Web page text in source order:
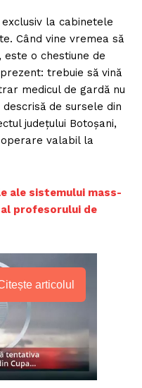
la cabinetele
Când vine vremea să
o chestiune de
trebuie să vină
medicul de gardă nu
de sursele din
județului Botoșani,
valabil la
ale sistemului mass-
al profesorului de
articolul